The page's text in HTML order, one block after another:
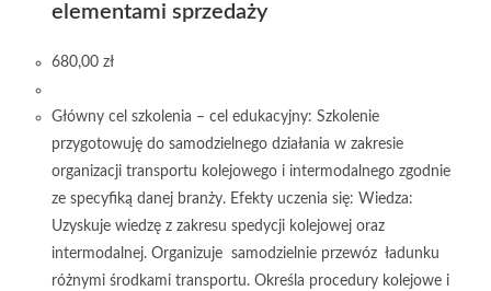
elementami sprzedaży
680,00zł
Główny cel szkolenia – cel edukacyjny: Szkolenie
przygotowuję do samodzielnego działania w zakresie
organizacji transportu kolejowego i intermodalnego zgodnie
ze specyfiką danej branży. Efekty uczenia się: Wiedza:
Uzyskuje wiedzę z zakresu spedycji kolejowej oraz
intermodalnej. Organizuje samodzielnie przewóz ładunku
różnymi środkami transportu. Określa procedury kolejowe i